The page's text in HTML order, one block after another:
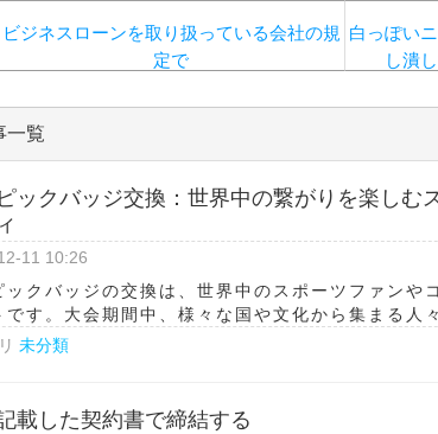
ビジネスローンを取り扱っている会社の規
定で
白っぽい
し潰
一覧
ックバッジ交換：世界中の繋がりを楽しむ
11 10:26
ックバッジの交換は、世界中のスポーツファンや
です。大会期間中、様々な国や文化から集まる人
未分類
載した契約書で締結する